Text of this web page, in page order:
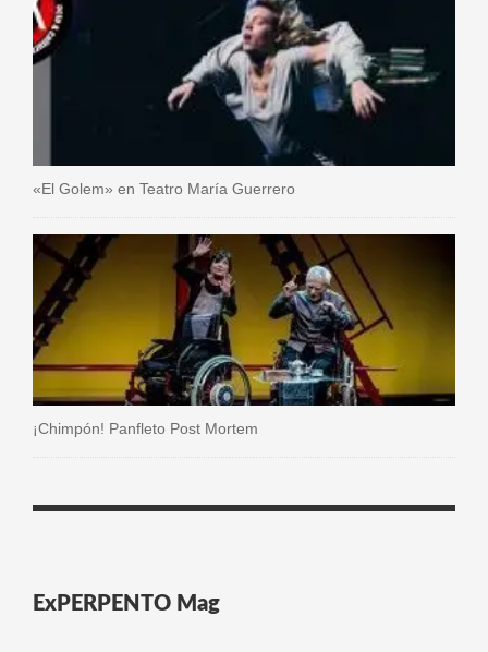
«El Golem» en Teatro María Guerrero
¡Chimpón! Panfleto Post Mortem
ExPERPENTO Mag